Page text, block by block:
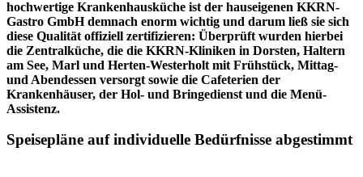
hochwertige Krankenhausküche ist der hauseigenen KKRN-
Gastro GmbH demnach enorm wichtig und darum ließ sie sich
diese Qualität offiziell zertifizieren: Überprüft wurden hierbei
die Zentralküche, die die KKRN-Kliniken in Dorsten, Haltern
am See, Marl und Herten-Westerholt mit Frühstück, Mittag-
und Abendessen versorgt sowie die Cafeterien der
Krankenhäuser, der Hol- und Bringedienst und die Menü-
Assistenz.
Speisepläne auf individuelle Bedürfnisse abgestimmt